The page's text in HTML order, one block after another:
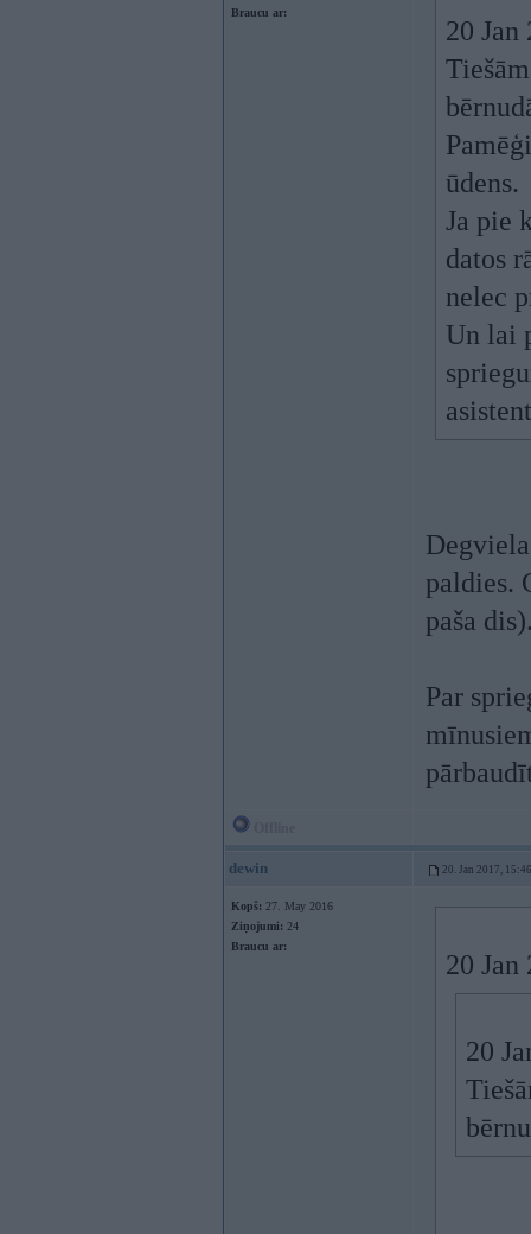
Braucu ar:
20
ūdens.
Ja pie
datos
nelec
Un lai
paldies.
paša
Par
dewin 20. Jan 2017, 15:46
Kopš: 27. May 2016
Ziņojumi: 24
Braucu ar:
20
20